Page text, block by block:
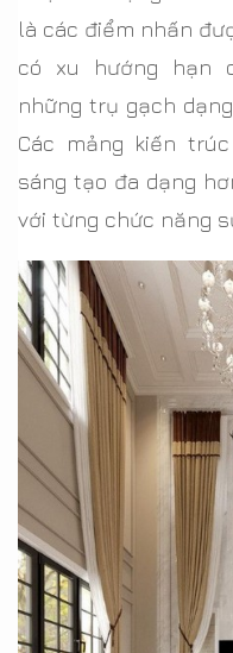
là các điểm nhấn
có xu hướng hạn
những trụ gạch
Các mảng kiến
sáng tạo đa dạng
với từng chức năng